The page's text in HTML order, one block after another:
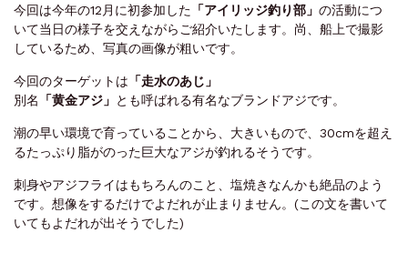
今回は今年の12月に初参加した 「アイリッジ釣り部」 の活動につ
いて当日の様子を交えながらご紹介いたします。尚、船上で撮影
しているため、写真の画像が粗いです。
今回のターゲットは 「走水のあじ」
別名
「黄金アジ」 とも呼ばれる有名なブランドアジです。
潮の早い環境で育っていることから、大きいもので、30cmを超え
るたっぷり脂がのった巨大なアジが釣れるそうです。
刺身やアジフライはもちろんのこと、塩焼きなんかも絶品のよう
です。想像をするだけでよだれが止まりません。(この文を書いて
いてもよだれが出そうでした)